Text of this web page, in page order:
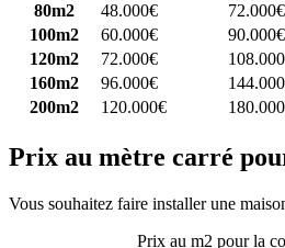
80m2
48.000€ 72.000€
100m2
60.000€ 90.000€
120m2
72.000€
160m2
96.000€
200m2
120.000€
Prix au mètre carré
Vous souhaitez faire installer une
Prix au m2 pour la